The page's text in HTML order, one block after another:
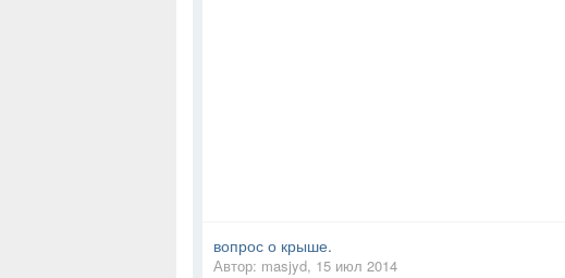
вопрос о крыше.
Автор: masjyd, 15 июл 2014